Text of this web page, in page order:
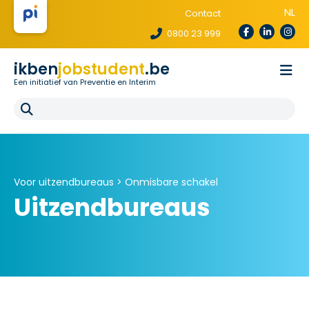
Contact
0800 23 999
NL
ikbenjobstudent.be
Een initiatief van Preventie en Interim
Voor uitzendbureaus
Voor uitzendbureaus > Onmisbare schakel
Uitzendbureaus